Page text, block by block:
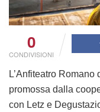
0
CONDIVISIONI
L’Anfiteatro
promossa dalla
con Letz e